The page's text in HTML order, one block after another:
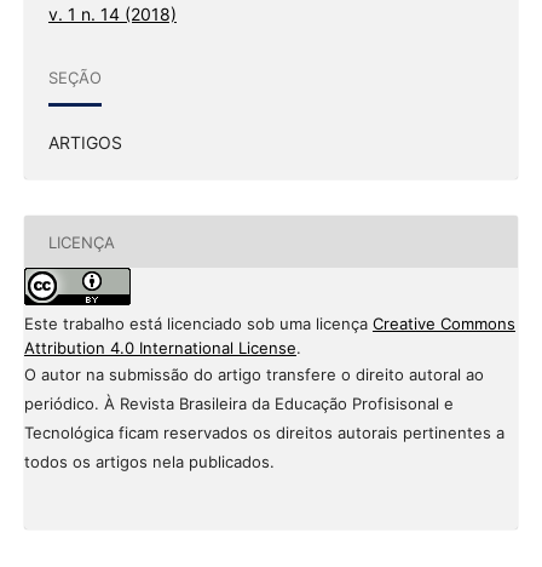
v. 1 n. 14 (2018)
SEÇÃO
ARTIGOS
LICENÇA
Este trabalho está licenciado sob uma licença Creative Commons
Attribution 4.0 International License.
O autor na submissão do artigo transfere o direito autoral ao
periódico. À Revista Brasileira da Educação Profisisonal e
Tecnológica ficam reservados os direitos autorais pertinentes a
todos os artigos nela publicados.